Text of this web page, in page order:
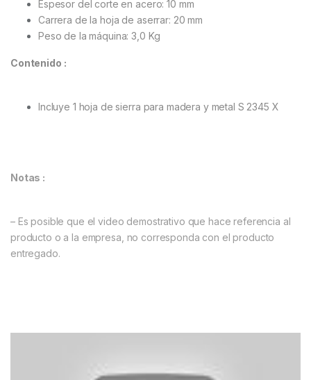
Espesor del corte en acero: 10 mm
Carrera de la hoja de aserrar: 20 mm
Peso de la máquina: 3,0 Kg
Contenido :
Incluye 1 hoja de sierra para madera y metal S 2345 X
Notas :
– Es posible que el video demostrativo que hace referencia al
producto o a la empresa, no corresponda con el producto
entregado.